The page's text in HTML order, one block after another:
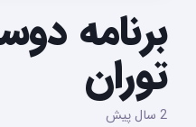
برنامه
توران
2 سال پیش